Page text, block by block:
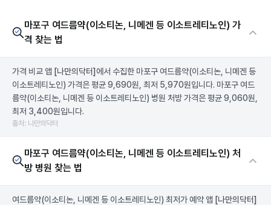
마포구 여드름약(이소티논, 니메겐 등 이소트레티노인) 가
격 찾는 법
가격 비교 앱 [나만의닥터] 에서 수집한 마포구 여드름약(이소티논, 니메겐 등
이소트레티노인) 가격은 평균 9,690원, 최저 5,970원입니다. 마포구 여드
름약(이소티논, 니메겐 등 이소트레티노인) 병원 처방 가격은 평균 9,060원,
최저 3,400원입니다.
출처: 나만의닥터
마포구 여드름약(이소티논, 니메겐 등 이소트레티노인) 처
방 병원 찾는 법
여드름약(이소티논, 니메겐 등 이소트레티노인) 최저가 예약 앱 [나만의닥터]